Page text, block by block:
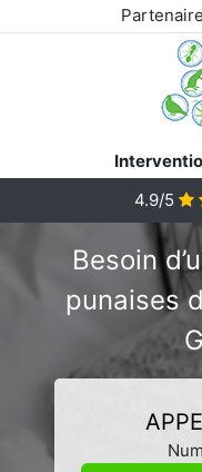
4.9/5
Besoin
punaises